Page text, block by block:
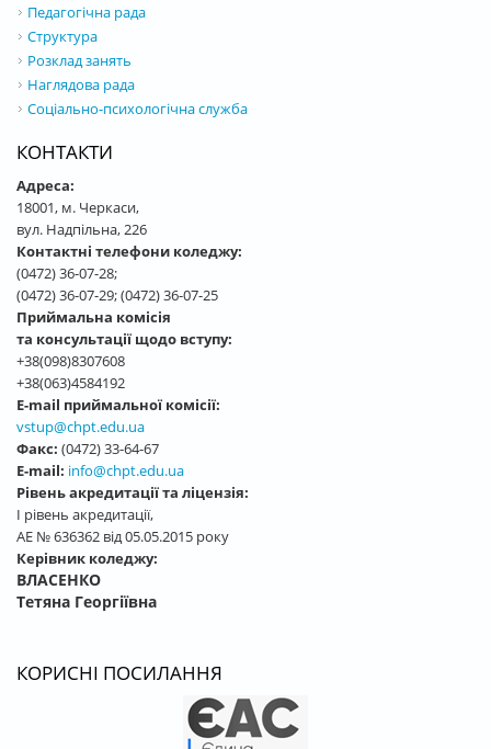
Педагогічна рада
Структура
Розклад занять
Наглядова рада
Соціально-психологічна служба
КОНТАКТИ
Адреса:
18001, м. Черкаси,
вул. Надпільна, 226
Контактні телефони коледжу:
(0472) 36-07-28;
(0472) 36-07-29; (0472) 36-07-25
Приймальна комісія
та консультації щодо вступу:
+38(098)8307608
+38(063)4584192
E-mail приймальної комісії:
vstup@chpt.edu.ua
Факс: (0472) 33-64-67
E-mail: info@chpt.edu.ua
Рівень акредитації та ліцензія:
І рівень акредитації,
АЕ № 636362 від 05.05.2015 року
Керівник коледжу:
ВЛАСЕНКО
Тетяна Георгіївна
КОРИСНІ ПОСИЛАННЯ